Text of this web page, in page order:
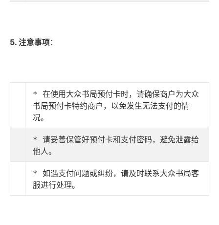
5. 注意事项：
* 在使用大众书局预付卡时，请确保商户为大众
书局预付卡特约商户，以免发生无法支付的情
况。
* 请妥善保管好预付卡和支付密码，避免泄露给
他人。
* 如遇支付问题或纠纷，请及时联系大众书局客
服进行处理。